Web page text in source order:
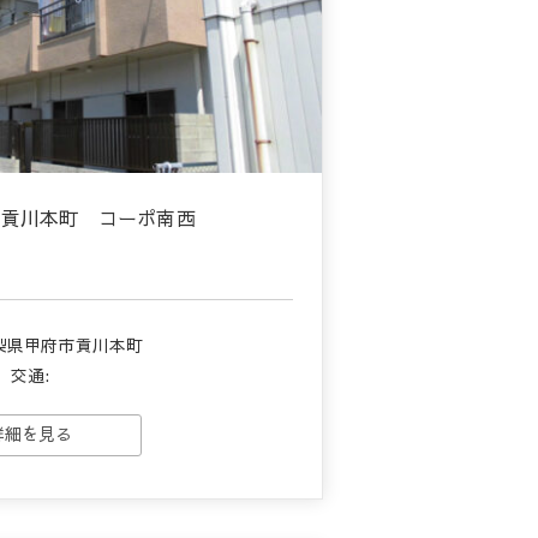
貢川本町 コーポ南西
県甲府市貢川本町
交通:
を見る